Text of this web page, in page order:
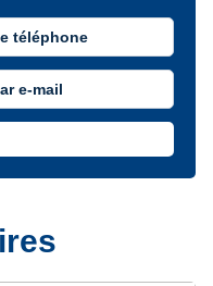
téléphone
e-mail